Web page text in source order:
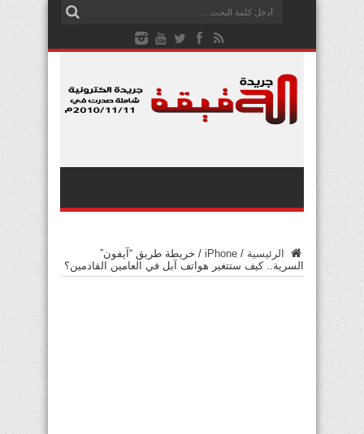
الرئيسية /
iPhone
/ خريطة طريق “آيفون”
السرية.. كيف ستتغير هواتف آبل في العامين القادمين؟